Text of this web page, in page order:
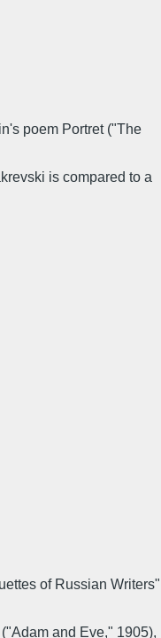
poem Portret ("The
is compared to a
of Russian Writers"
and Eve," 1905),